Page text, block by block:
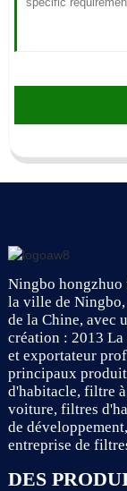
Ningbo hongzhuo
la ville de
de la Chine, avec
création : 2013
et exportateur
principaux
d'habitacle, filtre
voiture, filtres
de
entreprise de
DES